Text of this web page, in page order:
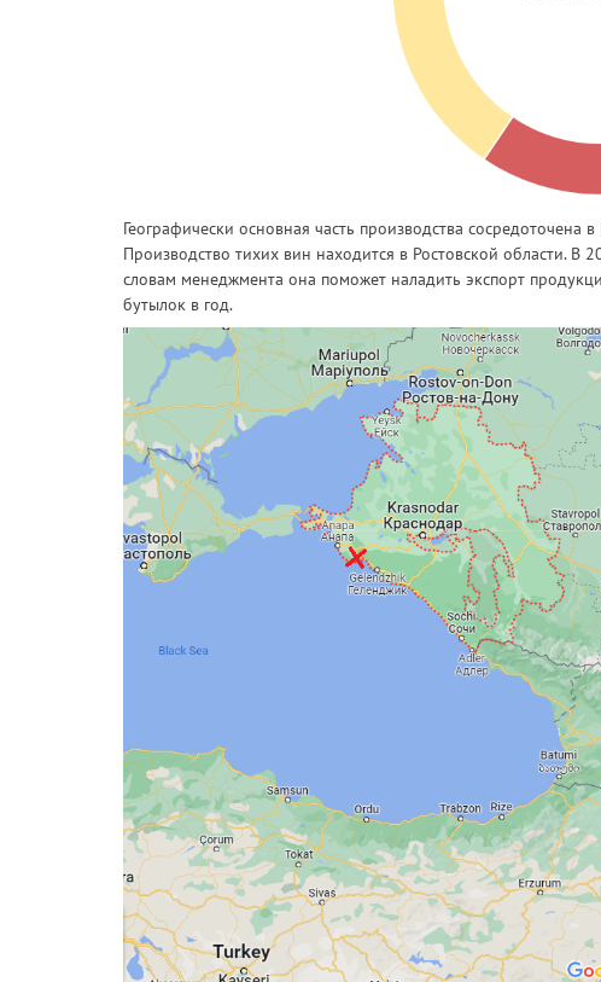
Географически основная часть производства
Производство тихих вин находится в Ростовской области.
словам менеджмента она поможет наладить экспорт
бутылок в год.